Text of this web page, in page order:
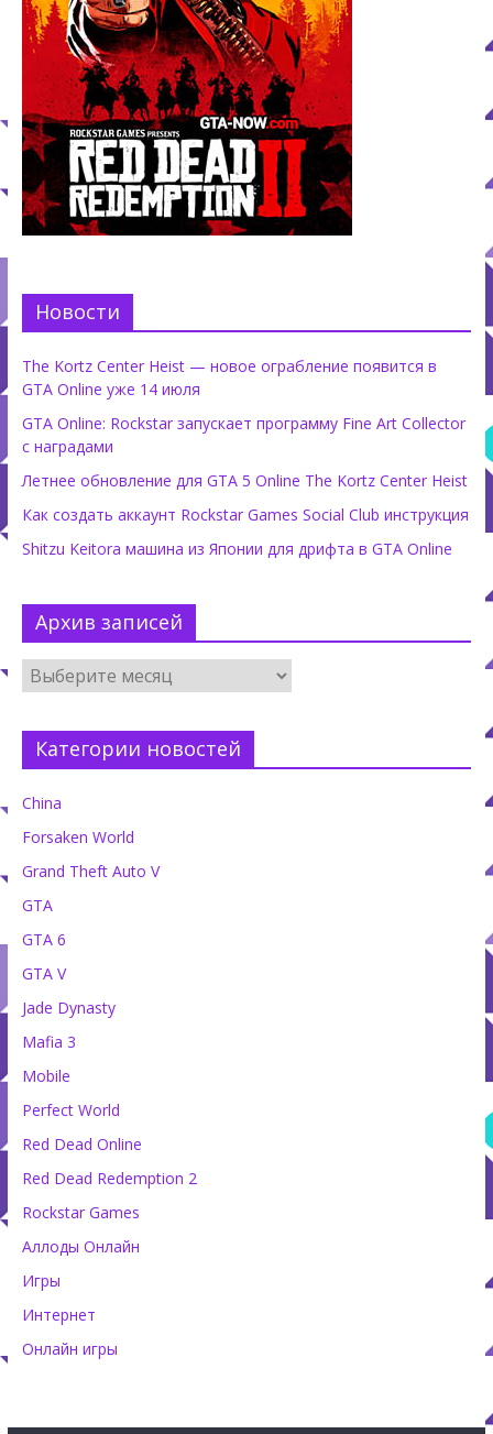
Новости
The Kortz Center Heist — новое ограбление появится в
GTA Online уже 14 июля
GTA Online: Rockstar запускает программу Fine Art Collector
с наградами
Летнее обновление для GTA 5 Online The Kortz Center Heist
Как создать аккаунт Rockstar Games Social Club инструкция
Shitzu Keitora машина из Японии для дрифта в GTA Online
Архив записей
Категории новостей
China
Forsaken World
Grand Theft Auto V
GTA
GTA 6
GTA V
Jade Dynasty
Mafia 3
Mobile
Perfect World
Red Dead Online
Red Dead Redemption 2
Rockstar Games
Аллоды Онлайн
Игры
Интернет
Онлайн игры